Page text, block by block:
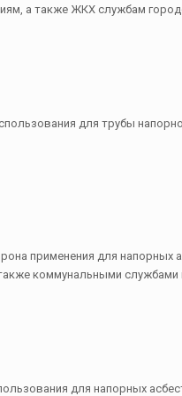
а также ЖКХ службам
для трубы
применения для напорных
коммунальными службами
для напорных